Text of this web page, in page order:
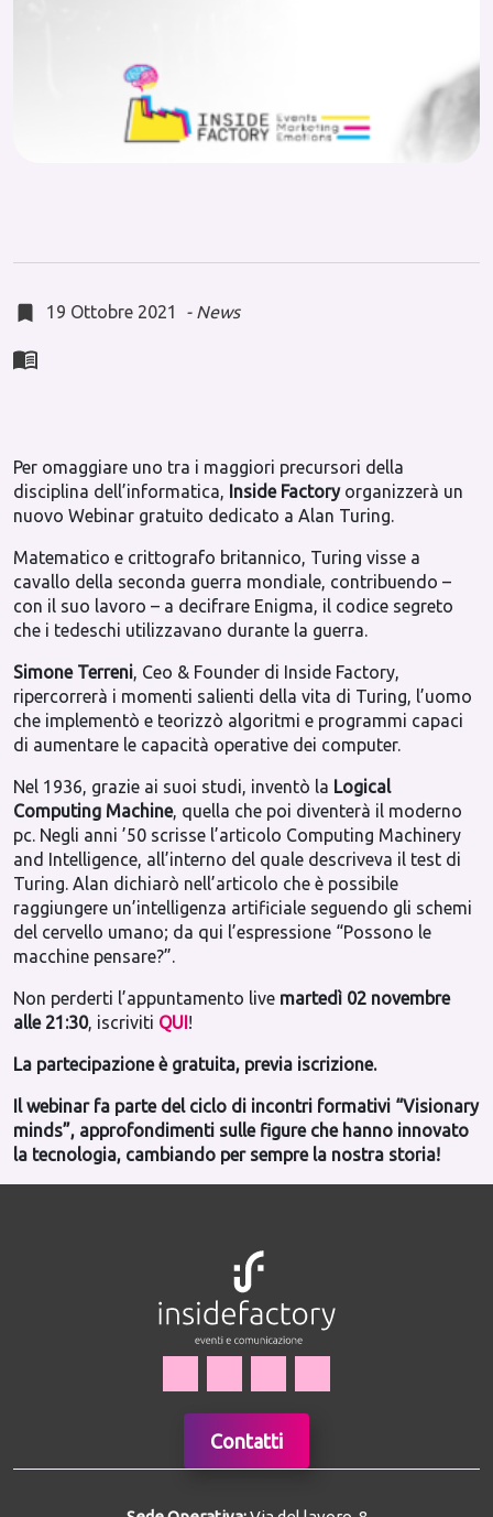
19 Ottobre 2021 - News
Per omaggiare uno tra i maggiori precursori della
disciplina dell’informatica, Inside Factoryorganizzerà un
nuovo Webinar gratuito dedicato a Alan Turing.
Matematico e crittografo britannico, Turing visse a
cavallo della seconda guerra mondiale, contribuendo –
con il suo lavoro – a decifrare Enigma, il codice segreto
che i tedeschi utilizzavano durante la guerra.
Simone Terreni, Ceo & Founder di Inside Factory,
ripercorrerà i momenti salienti della vita di Turing, l’uomo
che implementò e teorizzò algoritmi e programmi capaci
di aumentare le capacità operative dei computer.
Nel 1936, grazie ai suoi studi, inventò la Logical
Computing Machine, quella che poi diventerà il moderno
pc. Negli anni ’50 scrisse l’articolo Computing Machinery
and Intelligence, all’interno del quale descriveva il test di
Turing. Alan dichiarò nell’articolo che è possibile
raggiungere un’intelligenza artificiale seguendo gli schemi
del cervello umano; da qui l’espressione “Possono le
macchine pensare?”.
Non perderti l’appuntamento live martedì 02 novembre
alle 21:30, iscriviti QUI!
La partecipazione è gratuita, previa iscrizione.
Il webinar fa parte del ciclo di incontri formativi “Visionary
minds”, approfondimenti sulle figure che hanno innovato
la tecnologia, cambiando per sempre la nostra storia!
Contatti